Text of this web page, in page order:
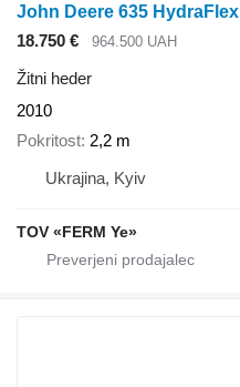
John Deere 635 HydraFlex
18.750 €
964.500 UAH
Žitni heder
2010
Pokritost 2,2 m
Ukrajina, Kyiv
TOV «FERM Ye»